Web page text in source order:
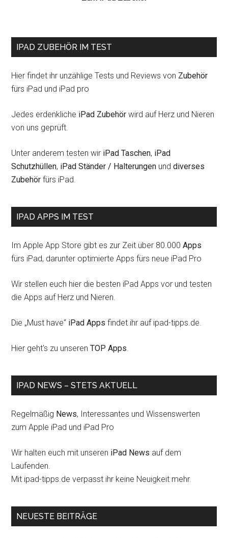
IPAD ZUBEHÖR IM TEST
Hier findet ihr unzählige Tests und Reviews von Zubehör
fürs iPad und iPad pro
Jedes erdenkliche iPad Zubehör wird auf Herz und Nieren
von uns geprüft.
Unter anderem testen wir iPad Taschen, iPad
Schutzhüllen, iPad Ständer / Halterungen unddiverses
Zubehör fürs iPad.
IPAD APPS IM TEST
Im Apple App Store gibt es zur Zeit über 80.000Apps
fürs iPad, darunter optimierte Apps fürs neue iPad Pro
Wir stellen euch hier die besten iPad Apps vor und testen
die Apps auf Herz und Nieren.
Die „Must have“ iPad Apps findet ihr auf ipad-tipps.de.
Hier geht's zu unserenTOP Apps.
IPAD NEWS – STETS AKTUELL
Regelmäßig News, Interessantes und Wissenswerten
zum Apple iPad und iPad Pro
Wir halten euch mit unseren iPad News auf dem
Laufenden.
Mit ipad-tipps.de verpasst ihr keine Neuigkeit mehr.
NEUESTE BEITRÄGE